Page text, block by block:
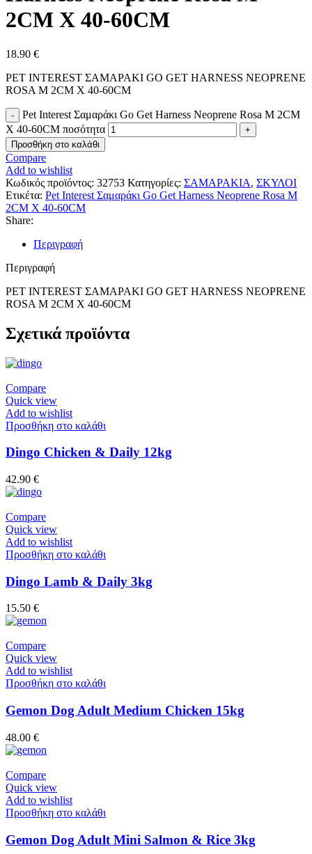
2CM X 40-60CM
18.90 €
PET INTEREST ΣΑΜΑΡΑΚΙ GO GET HARNESS NEOPRENE
ROSA M 2CM X 40-60CM
Pet Interest Σαμαράκι Go Get Harness Neoprene Rosa M 2CM
X 40-60CM ποσότητα
Προσθήκη στο καλάθι
Compare
Add to wishlist
Κωδικός προϊόντος: 32753 Κατηγορίες: ΣΑΜΑΡΑΚΙΑ, ΣΚΥΛΟΙ
Ετικέτα: Pet Interest Σαμαράκι Go Get Harness Neoprene Rosa M
2CM X 40-60CM
Share:
Περιγραφή
Περιγραφή
PET INTEREST ΣΑΜΑΡΑΚΙ GO GET HARNESS NEOPRENE
ROSA M 2CM X 40-60CM
Σχετικά προϊόντα
Compare
Quick view
Add to wishlist
Προσθήκη στο καλάθι
Dingo Chicken & Daily 12kg
42.90 €
Compare
Quick view
Add to wishlist
Προσθήκη στο καλάθι
Dingo Lamb & Daily 3kg
15.50 €
Compare
Quick view
Add to wishlist
Προσθήκη στο καλάθι
Gemon Dog Adult Medium Chicken 15kg
48.00 €
Compare
Quick view
Add to wishlist
Προσθήκη στο καλάθι
Gemon Dog Adult Mini Salmon & Rice 3kg